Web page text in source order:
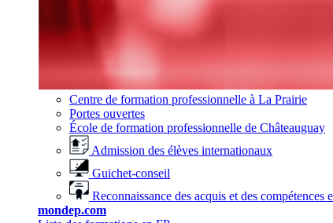
Centre de formation professionnelle à La Prairie
Portes ouvertes
École de formation professionnelle de Châteauguay
Admission des élèves internationaux
Guichet-conseil
Reconnaissance des acquis et des
mondep.com